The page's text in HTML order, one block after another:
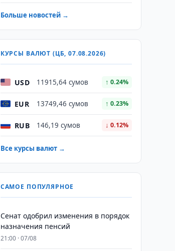
Больше новостей →
КУРСЫ ВАЛЮТ (ЦБ, 07.08.2026)
USD 11915,64 сумов ↑ 0.24%
EUR 13749,46 сумов ↑ 0.23%
RUB 146,19 сумов ↓ 0.12%
Все курсы валют →
САМОЕ ПОПУЛЯРНОЕ
Сенат одобрил изменения в порядок
назначения пенсий
21:00 · 07/08